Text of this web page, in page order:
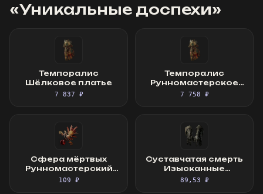
«Уникальные доспехи»
Темпоралис
Шёлковое платье
7 837 ₽
Темпоралис
Рунномастерское
Шёлковое платье
7 758 ₽
Сфера мёртвых
Рунномастерский
Священный фокус
109 ₽
Суставчатая смерть
Изысканные
перчатки
89,53 ₽